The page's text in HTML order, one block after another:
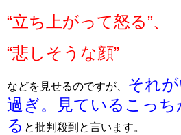
“立ち上がって怒る”、
“悲しそうな顔”
などを見せるのですが、
それ
過ぎ。見ているこっ
る と批判殺到と言います。